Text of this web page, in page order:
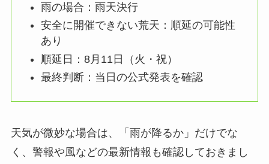
雨の場合：雨天決行
安全に開催できない荒天：順延の可能性
あり
順延日：8月11日（火・祝）
最終判断：当日の公式発表を確認
天気が微妙な場合は、「雨が降るか」だけでな
く、警報や風などの最新情報も確認しておきまし